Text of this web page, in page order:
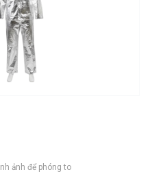
ảnh để phóng to